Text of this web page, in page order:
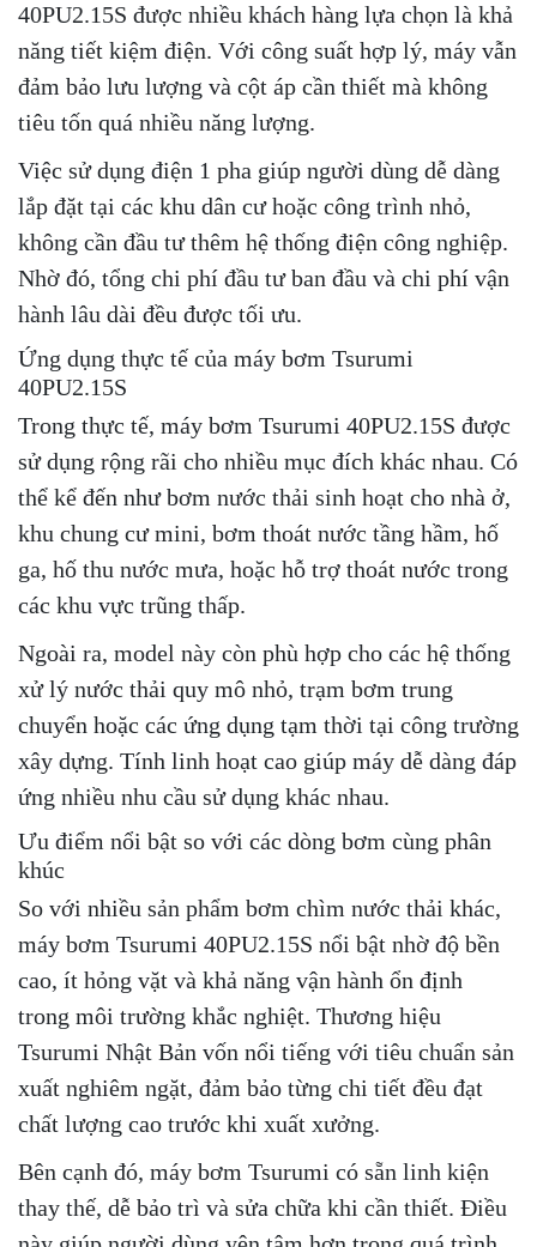
40PU2.15S được nhiều khách hàng lựa chọn là khả
năng tiết kiệm điện. Với công suất hợp lý, máy vẫn
đảm bảo lưu lượng và cột áp cần thiết mà không
tiêu tốn quá nhiều năng lượng.
Việc sử dụng điện 1 pha giúp người dùng dễ dàng
lắp đặt tại các khu dân cư hoặc công trình nhỏ,
không cần đầu tư thêm hệ thống điện công nghiệp.
Nhờ đó, tổng chi phí đầu tư ban đầu và chi phí vận
hành lâu dài đều được tối ưu.
Ứng dụng thực tế của máy bơm Tsurumi
40PU2.15S
Trong thực tế, máy bơm Tsurumi 40PU2.15S được
sử dụng rộng rãi cho nhiều mục đích khác nhau. Có
thể kể đến như bơm nước thải sinh hoạt cho nhà ở,
khu chung cư mini, bơm thoát nước tầng hầm, hố
ga, hố thu nước mưa, hoặc hỗ trợ thoát nước trong
các khu vực trũng thấp.
Ngoài ra, model này còn phù hợp cho các hệ thống
xử lý nước thải quy mô nhỏ, trạm bơm trung
chuyển hoặc các ứng dụng tạm thời tại công trường
xây dựng. Tính linh hoạt cao giúp máy dễ dàng đáp
ứng nhiều nhu cầu sử dụng khác nhau.
Ưu điểm nổi bật so với các dòng bơm cùng phân
khúc
So với nhiều sản phẩm bơm chìm nước thải khác,
máy bơm Tsurumi 40PU2.15S nổi bật nhờ độ bền
cao, ít hỏng vặt và khả năng vận hành ổn định
trong môi trường khắc nghiệt. Thương hiệu
Tsurumi Nhật Bản vốn nổi tiếng với tiêu chuẩn sản
xuất nghiêm ngặt, đảm bảo từng chi tiết đều đạt
chất lượng cao trước khi xuất xưởng.
Bên cạnh đó, máy bơm Tsurumi có sẵn linh kiện
thay thế, dễ bảo trì và sửa chữa khi cần thiết. Điều